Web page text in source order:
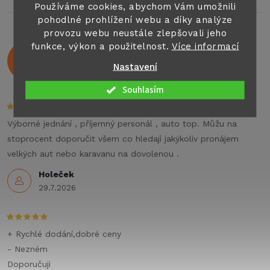
Používáme cookies, abychom Vám umožnili
pohodlné prohlížení webu a díky analýze
provozu webu neustále zlepšovali jeho
funkce, výkon a použitelnost. Více informací
Nastavení
Souhlasím
d
a
c
í
p
r
k
y
Hodnocení zákazníků
Zobrazit recenze
Holeček
29.7.2026
Výborné jednání , příjemný personál , auto top. Můžu na
stoprocent doporučit všem co hledají jakýkoliv pronájem
velkých aut nebo karavanu na dovolenou .
+ Rychlé dodání,dobré ceny
- Nezném
Doporučuji